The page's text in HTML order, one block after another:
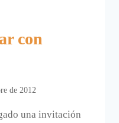
con
de 2012
una invitación